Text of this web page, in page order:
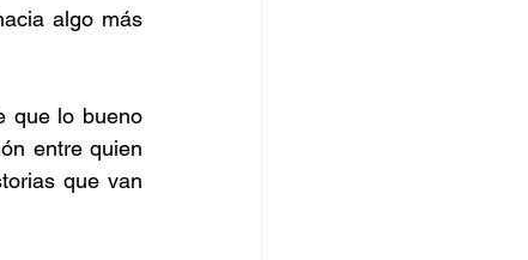
algo más
que lo bueno
entre quien
que van